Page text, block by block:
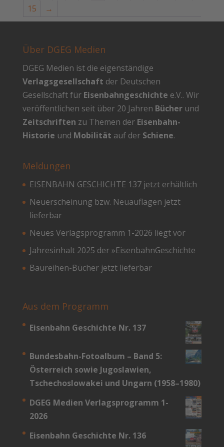
15
→
Über DGEG Medien
DGEG Medien ist die eigenständige
Verlagsgesellschaft der Deutschen
Gesellschaft für Eisenbahngeschichte e.V.. Wir
veröffentlichen seit über 20 Jahren Bücherund
Zeitschriften zu Themen der Eisenbahn-
Historie und Mobilität auf der Schiene.
Meldungen
EISENBAHN GESCHICHTE 137 jetzt erhältlich
Neuerscheinung bzw. Neuauflagen jetzt
lieferbar
Neues Verlagsprogramm 1-2026 liegt vor
Jahresinhalt 2025 der »EisenbahnGeschichte
Baureihen-Bücher jetzt lieferbar
Aus dem Programm
Eisenbahn Geschichte Nr. 137
Bundesbahn-­Fotoalbum – Band 5:
Österreich sowie Jugoslawien,
Tschechoslowakei und Ungarn (1958–1980)
DGEG Medien Verlagsprogramm 1-
2026
Eisenbahn Geschichte Nr. 136